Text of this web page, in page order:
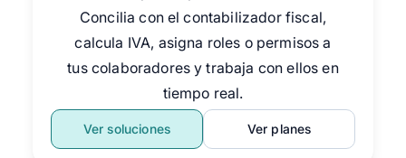
Concilia con el contabilizador fiscal,
calcula IVA, asigna roles o permisos a
tus colaboradores y trabaja con ellos en
tiempo real.
Ver soluciones Ver planes